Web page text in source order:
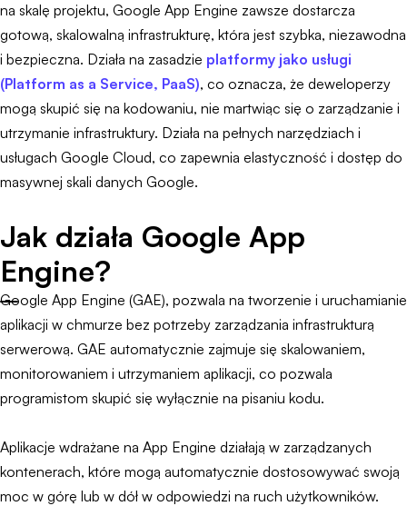
na skalę projektu, Google App Engine zawsze dostarcza
gotową, skalowalną infrastrukturę, która jest szybka, niezawodna
i bezpieczna. Działa na zasadzie platformy jako usługi
(Platform as a Service, PaaS), co oznacza, że deweloperzy
mogą skupić się na kodowaniu, nie martwiąc się o zarządzanie i
utrzymanie infrastruktury. Działa na pełnych narzędziach i
usługach Google Cloud, co zapewnia elastyczność i dostęp do
masywnej skali danych Google.
Jak działa Google App
Engine?
Google App Engine (GAE), pozwala na tworzenie i uruchamianie
aplikacji w chmurze bez potrzeby zarządzania infrastrukturą
serwerową. GAE automatycznie zajmuje się skalowaniem,
monitorowaniem i utrzymaniem aplikacji, co pozwala
programistom skupić się wyłącznie na pisaniu kodu.
Aplikacje wdrażane na App Engine działają w zarządzanych
kontenerach, które mogą automatycznie dostosowywać swoją
moc w górę lub w dół w odpowiedzi na ruch użytkowników.